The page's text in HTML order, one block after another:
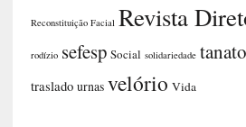
Reconstituição Facial Revista
rodízio sefesp Social solidariedade
traslado urnas velório Vida